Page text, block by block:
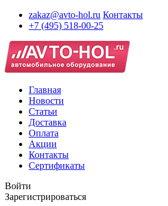
zakaz@avto-hol.ru Контакты
+7 (495) 518-00-25
Главная
Новости
Статьи
Доставка
Оплата
Акции
Контакты
Сертификаты
Войти
Зарегистрироваться